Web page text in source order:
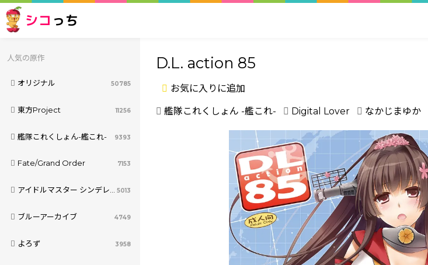
シコ っち
人気の原作
オリジナル 50785
東方Project 11256
艦隊これくしょん-艦これ- 9393
Fate/Grand Order 7153
アイドルマスター シンデレラガールズ 5013
ブルーアーカイブ 4749
よろず 3958
D.L. action 85
お気に入りに追加
艦隊これくしょん -艦これ- Digital Lover なかじまゆか